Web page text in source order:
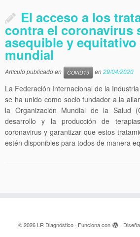
El acceso a los
contra el coronavirus
asequible y equitativo
mundial
Artículo publicado en COVID19 en29/04/2020
La Federación Internacional de la
se ha unido como socio fundador a la
la Organización Mundial de la Salud
desarrollo y la producción de
coronavirus y garantizar que estos
estén disponibles para todos de manera
· © 2026 LR Diagnóstico · Funciona con ·